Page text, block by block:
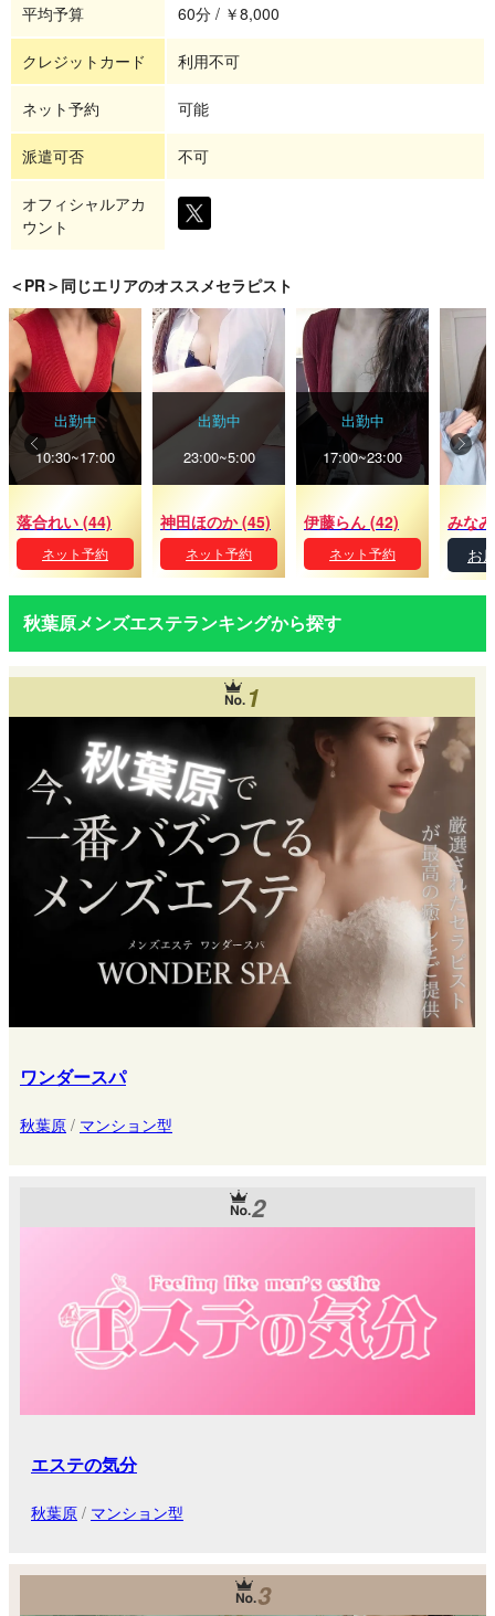
平均予算 60分 / ￥8,000
クレジットカード 利用不可
ネット予約 可能
派遣可否 不可
オフィシャルアカ
ウント
＜PR＞同じエリアのオススメセラピスト
出勤中
10:30~17:00
落合れい (44)
ネット予約
出勤中
23:00~5:00
神田ほのか (45)
ネット予約
出勤中
17:00~23:00
伊藤らん (42)
ネット予約
みな
お
秋葉原メンズエステランキングから探す
1
ワンダースパ
秋葉原 / マンション型
2
エステの気分
秋葉原 / マンション型
3